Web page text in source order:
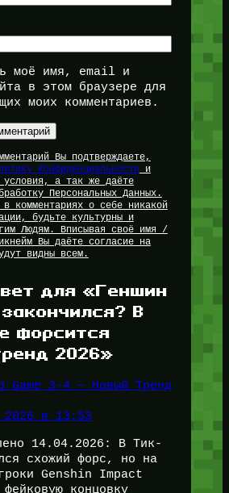
моё имя, email и
в этом браузере для
моих комментариев.
Вы подтверждаете,
Конфиденциальностии
условия, а так же даёте
Персональных Данных.
в комментариях о себе никакой
будьте культурны и
Людям. Вписывая своё имя /
Вы даёте согласие на
видны всем.
для «Геншин
В
форсится
2026»
Game 3-4 — Новый Тренд
2026 в 13:53
14.04.2026: В Тик-
схожий форс, но на
Genshin Impact
фейковую концовку